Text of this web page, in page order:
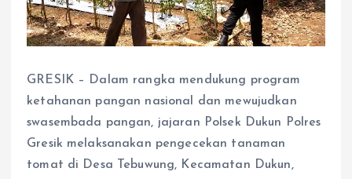
GRESIK – Dalam rangka mendukung program
ketahanan pangan nasional dan mewujudkan
swasembada pangan, jajaran Polsek Dukun Polres
Gresik melaksanakan pengecekan tanaman
tomat di Desa Tebuwung, Kecamatan Dukun,